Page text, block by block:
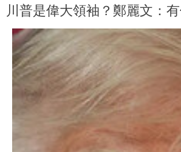
川普是偉大領袖？鄭麗文：